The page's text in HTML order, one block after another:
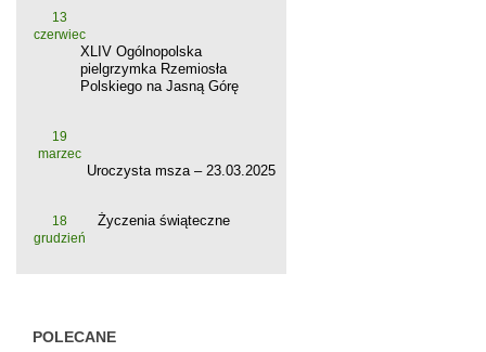
13
czerwiec
XLIV Ogólnopolska
pielgrzymka Rzemiosła
Polskiego na Jasną Górę
19
marzec
Uroczysta msza – 23.03.2025
18
grudzień
Życzenia świąteczne
POLECANE